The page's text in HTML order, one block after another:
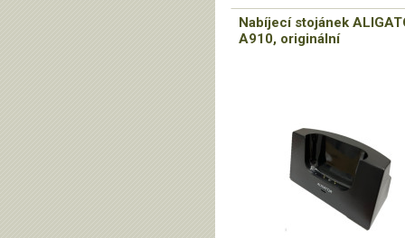
Nabíjecí stojánek
A910, originální